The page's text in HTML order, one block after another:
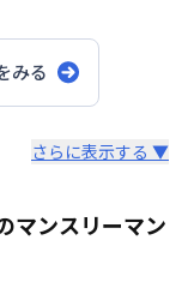
みる
の住み心地と健康
者満足度97％！
さらに表示する ▼
マンスリーマン